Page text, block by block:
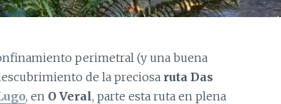
perimetral (y una buena
de la preciosa ruta Das
, en O Veral, parte esta ruta en plena